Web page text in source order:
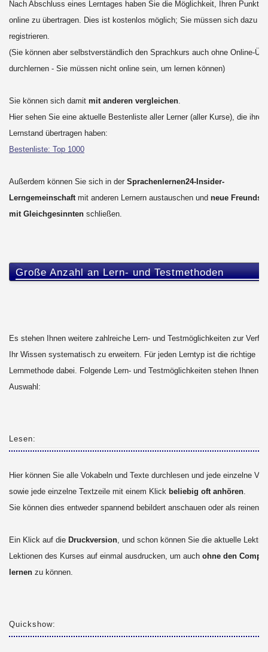
Nach Abschluss eines Lerntages haben Sie die Möglichkeit, Ihren
online zu übertragen. Dies ist kostenlos möglich; Sie müssen sich dazu
registrieren.
(Sie können aber selbstverständlich den Sprachkurs auch ohne Online-
durchlernen - Sie müssen nicht online sein, um lernen können)
Sie können sich damit mit anderen vergleichen.
Hier sehen Sie eine aktuelle Bestenliste aller Lerner (aller Kurse), die ihren
Lernstand übertragen haben:
Bestenliste: Top 1000
Außerdem können Sie sich in der Sprachenlernen24-Insider-
Lerngemeinschaftmit anderen Lernern austauschen und neue
mit Gleichgesinntenschließen.
Große Anzahl an Lern- und Testmethoden
Es stehen Ihnen weitere zahlreiche Lern- und Testmöglichkeiten zur
Ihr Wissen systematisch zu erweitern. Für jeden Lerntyp ist die richtige
Lernmethode dabei. Folgende Lern- und Testmöglichkeiten stehen Ihnen
Auswahl:
Lesen:
Hier können Sie alle Vokabeln und Texte durchlesen und jede einzelne
sowie jede einzelne Textzeile mit einem Klick beliebig oft anhören.
Sie können dies entweder spannend bebildert anschauen oder als reinen
Ein Klick auf die Druckversion, und schon können Sie die aktuelle
Lektionen des Kurses auf einmal ausdrucken, um auch ohne den
lernenzu können.
Quickshow: